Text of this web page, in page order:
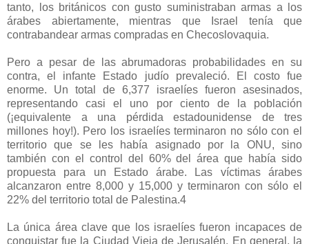
tanto, los británicos con gusto suministraban armas a los
árabes abiertamente, mientras que Israel tenía que
contrabandear armas compradas en Checoslovaquia.
Pero a pesar de las abrumadoras probabilidades en su
contra, el infante Estado judío prevaleció. El costo fue
enorme. Un total de 6,377 israelíes fueron asesinados,
representando casi el uno por ciento de la población
(¡equivalente a una pérdida estadounidense de tres
millones hoy!). Pero los israelíes terminaron no sólo con el
territorio que se les había asignado por la ONU, sino
también con el control del 60% del área que había sido
propuesta para un Estado árabe. Las víctimas árabes
alcanzaron entre 8,000 y 15,000 y terminaron con sólo el
22% del territorio total de Palestina.4
La única área clave que los israelíes fueron incapaces de
conquistar fue la Ciudad Vieja de Jerusalén. En general, la